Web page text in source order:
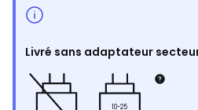
Livré sans adaptateur
10-25